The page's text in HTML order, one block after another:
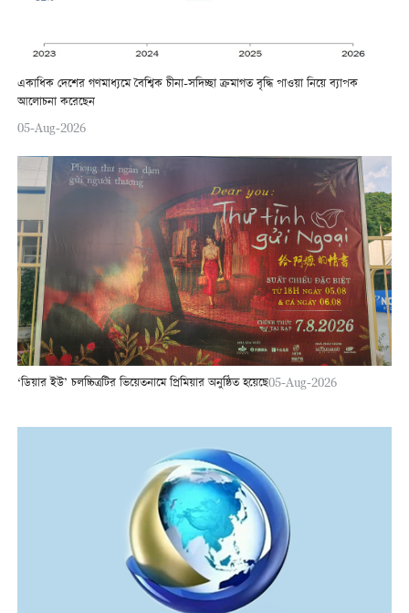
একাধিক দেশের গণমাধ্যমে বৈশ্বিক চীনা-সদিচ্ছা ক্রমাগত বৃদ্ধি পাওয়া নিয়ে ব্যাপক
আলোচনা করেছেন
05-Aug-2026
‘ডিয়ার ইউ’ চলচ্চিত্রটির ভিয়েতনামে প্রিমিয়ার অনুষ্ঠিত হয়েছে05-Aug-2026